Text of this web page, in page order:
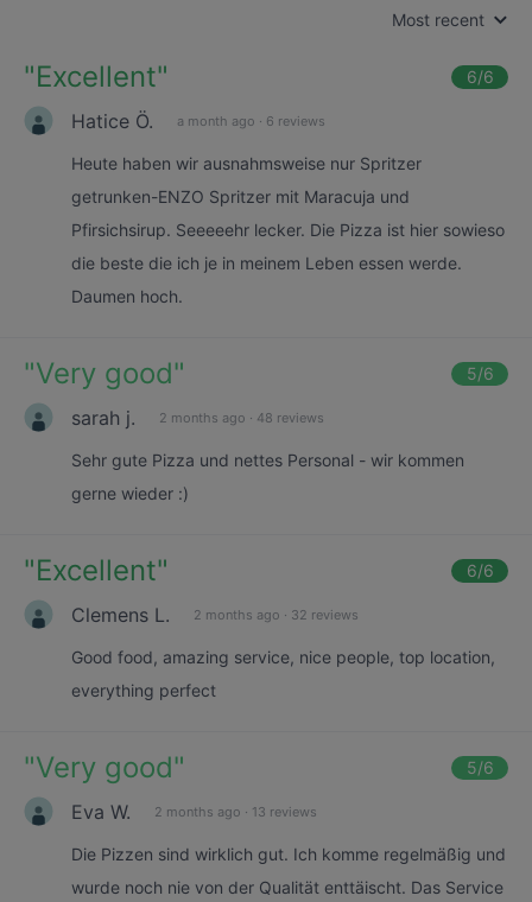
Most recent
"Excellent" 6/6
Hatice Ö. a month ago · 6 reviews
Heute haben wir ausnahmsweise nur Spritzer
getrunken-ENZO Spritzer mit Maracuja und
Pfirsichsirup. Seeeeehr lecker. Die Pizza ist hier sowieso
die beste die ich je in meinem Leben essen werde.
Daumen hoch.
"Very good" 5/6
sarah j. 2 months ago · 48 reviews
Sehr gute Pizza und nettes Personal - wir kommen
gerne wieder :)
"Excellent" 6/6
Clemens L. 2 months ago · 32 reviews
Good food, amazing service, nice people, top location,
everything perfect
"Very good" 5/6
Eva W. 2 months ago · 13 reviews
Die Pizzen sind wirklich gut. Ich komme regelmäßig und
wurde noch nie von der Qualität enttäischt. Das Service